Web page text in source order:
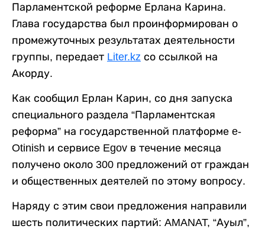
Парламентской реформе Ерлана Карина.
Глава государства был проинформирован о
промежуточных результатах деятельности
группы, передает Liter.kz со ссылкой на
Акорду.
Как сообщил Ерлан Карин, со дня запуска
специального раздела “Парламентская
реформа” на государственной платформе e-
Otinish и сервисе Egov в течение месяца
получено около 300 предложений от граждан
и общественных деятелей по этому вопросу.
Наряду с этим свои предложения направили
шесть политических партий: AMANAT, “Ауыл”,